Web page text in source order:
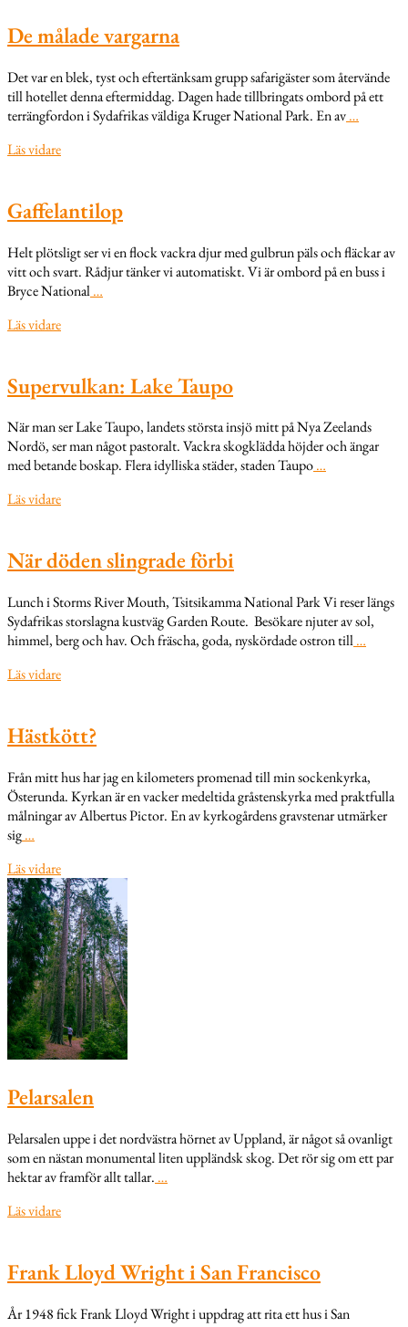
De målade vargarna
Det var en blek, tyst och eftertänksam grupp safarigäster som återvände
till hotellet denna eftermiddag. Dagen hade tillbringats ombord på ett
terrängfordon i Sydafrikas väldiga Kruger National Park. En av…
Läs vidare
Gaffelantilop
Helt plötsligt ser vi en flock vackra djur med gulbrun päls och fläckar av
vitt och svart. Rådjur tänker vi automatiskt. Vi är ombord på en buss i
Bryce National…
Läs vidare
Supervulkan: Lake Taupo
När man ser Lake Taupo, landets största insjö mitt på Nya Zeelands
Nordö, ser man något pastoralt. Vackra skogklädda höjder och ängar
med betande boskap. Flera idylliska städer, staden Taupo…
Läs vidare
När döden slingrade förbi
Lunch i Storms River Mouth, Tsitsikamma National Park Vi reser längs
Sydafrikas storslagna kustväg Garden Route. Besökare njuter av sol,
himmel, berg och hav. Och fräscha, goda, nyskördade ostron till…
Läs vidare
Hästkött?
Från mitt hus har jag en kilometers promenad till min sockenkyrka,
Österunda. Kyrkan är en vacker medeltida gråstenskyrka med praktfulla
målningar av Albertus Pictor. En av kyrkogårdens gravstenar utmärker
sig…
Läs vidare
Pelarsalen
Pelarsalen uppe i det nordvästra hörnet av Uppland, är något så ovanligt
som en nästan monumental liten uppländsk skog. Det rör sig om ett par
hektar av framför allt tallar. …
Läs vidare
Frank Lloyd Wright i San Francisco
År 1948 fick Frank Lloyd Wright i uppdrag att rita ett hus i San